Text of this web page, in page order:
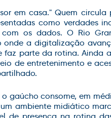
em casa." Quem circula
como verdades
os dados. O Rio
a digitalização
parte da rotina. Ainda
de entretenimento e
o gaúcho consome, em
ambiente midiático